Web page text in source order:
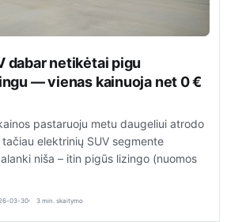
dabar netikėtai pigu
— vienas kainuoja net 0 €
pastaruoju metu daugeliui atrodo
elektrinių SUV segmente
niša – itin pigūs lizingo (nuomos
03-30 3 min. skaitymo